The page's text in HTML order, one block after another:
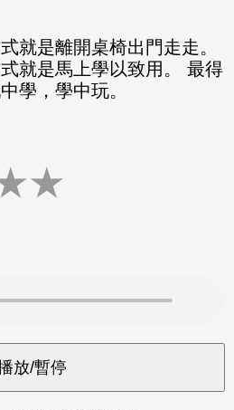
就是離開桌椅出門走走。
就是馬上學以致用。 最得
學，學中玩。
★